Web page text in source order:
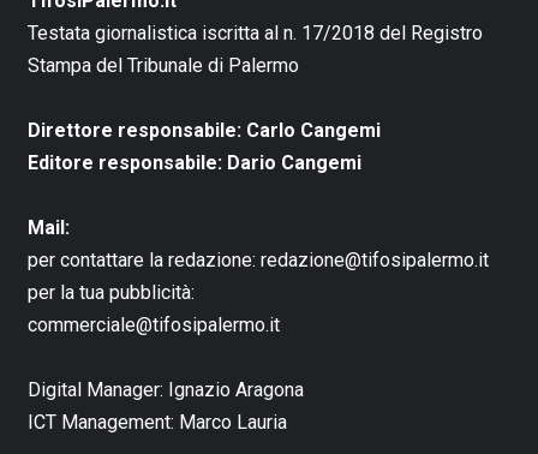
Testata giornalistica iscritta al n. 17/2018 del Registro
Stampa del Tribunale di Palermo
Direttore responsabile: Carlo Cangemi
Editore responsabile: Dario Cangemi
Mail:
per contattare la redazione: redazione@tifosipalermo.it
per la tua pubblicità:
commerciale@tifosipalermo.it
Digital Manager: Ignazio Aragona
ICT Management: Marco Lauria